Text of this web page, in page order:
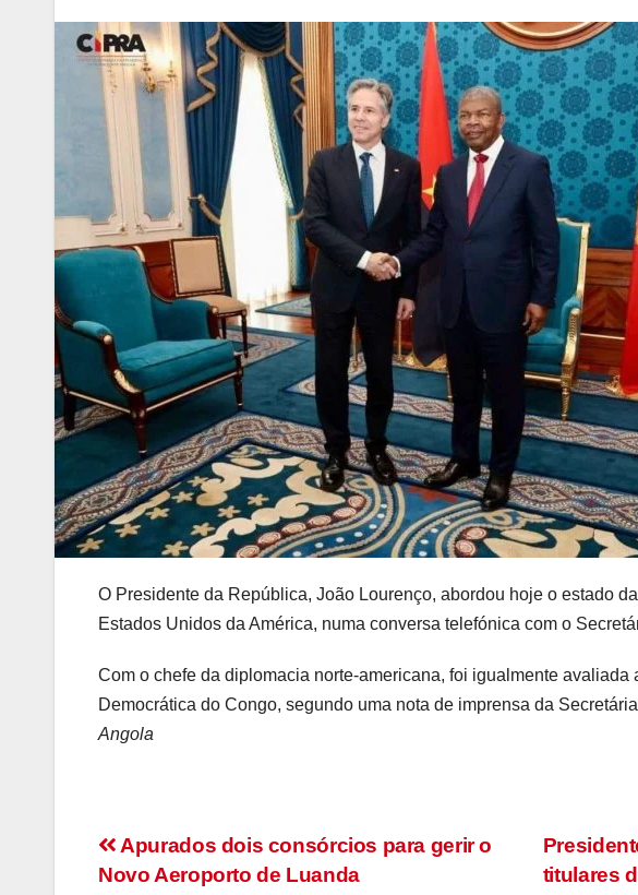
O Presidente da República, João Lourenço, abordou hoje o estado
Estados Unidos da América, numa conversa telefónica com o
Com o chefe da diplomacia norte-americana, foi igualmente
Democrática do Congo, segundo uma nota de imprensa da
Angola
Navegação
titulares
Apurados dois consórcios para gerir o
Novo Aeroporto de Luanda